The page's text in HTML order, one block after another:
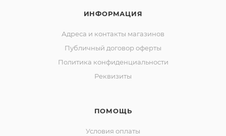
ИНФОРМАЦИЯ
Адреса и контакты магазинов
Публичный договор оферты
Политика конфиденциальности
Реквизиты
ПОМОЩЬ
Условия оплаты